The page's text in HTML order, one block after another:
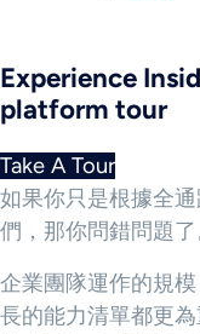
Experience
platform tour
Take A Tour
如果你只是根據全
們，那你問錯問題了
企業團隊運作的規
長的能力清單都更